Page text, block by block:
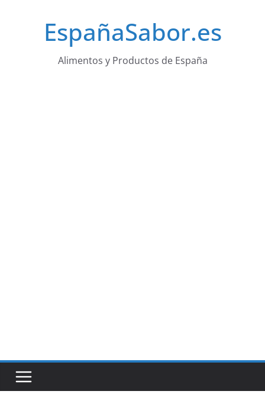
EspañaSabor.es
Alimentos y Productos de España